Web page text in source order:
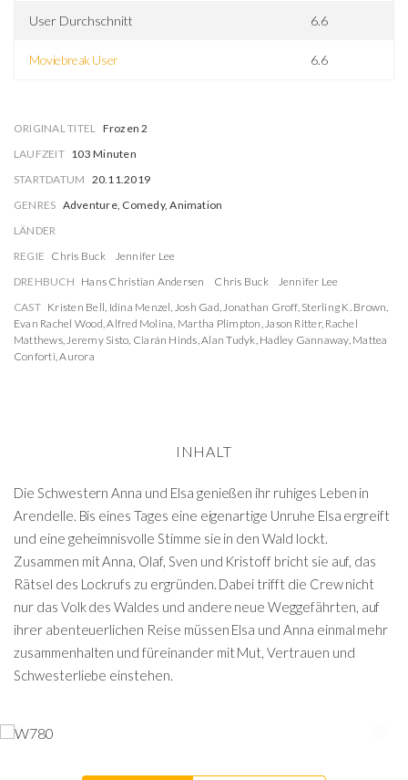
User Durchschnitt 6.6
Moviebreak User 6.6
ORIGINAL TITEL Frozen 2
LAUFZEIT 103 Minuten
STARTDATUM 20.11.2019
GENRES Adventure, Comedy, Animation
LÄNDER
REGIE Chris Buck
Jennifer Lee
DREHBUCH Hans Christian Andersen Chris Buck
Jennifer Lee
CAST Kristen Bell, Idina Menzel, Josh Gad,Jonathan Groff, Sterling K. Brown,
Evan Rachel Wood,Alfred Molina, Martha Plimpton,Jason Ritter, Rachel
Matthews,Jeremy Sisto, Ciarán Hinds,Alan Tudyk, Hadley Gannaway, Mattea
Conforti,Aurora
INHALT
Die Schwestern Anna und Elsa genießen ihr ruhiges Leben in
Arendelle. Bis eines Tages eine eigenartige Unruhe Elsa ergreift
und eine geheimnisvolle Stimme sie in den Wald lockt.
Zusammen mit Anna, Olaf, Sven und Kristoff bricht sie auf, das
Rätsel des Lockrufs zu ergründen. Dabei trifft die Crew nicht
nur das Volk des Waldes und andere neue Weggefährten, auf
ihrer abenteuerlichen Reise müssen Elsa und Anna einmal mehr
zusammenhalten und füreinander mit Mut, Vertrauen und
Schwesterliebe einstehen.